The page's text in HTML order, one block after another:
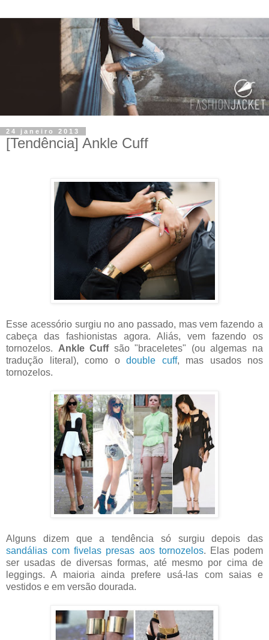
24 janeiro 2013
[Tendência] Ankle Cuff
Esse acessório surgiu no ano passado, mas vem fazendo a
cabeça das fashionistas agora. Aliás, vem fazendo os
tornozelos. Ankle Cuffsão "braceletes" (ou algemas na
tradução literal), como o double cuff, mas usados nos
tornozelos.
Alguns dizem que a tendência só surgiu depois das
sandálias com fivelas presas aos tornozelos. Elas podem
ser usadas de diversas formas, até mesmo por cima de
leggings. A maioria ainda prefere usá-las com saias e
vestidos e em versão dourada.